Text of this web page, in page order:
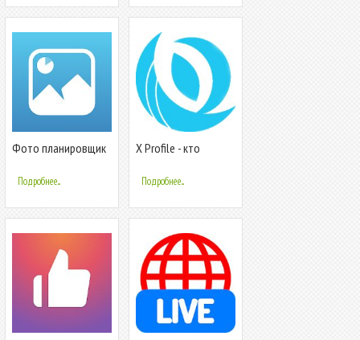
Фото планировщик
Подробнее...
X Profile - кто
инстаграм
Подробнее...